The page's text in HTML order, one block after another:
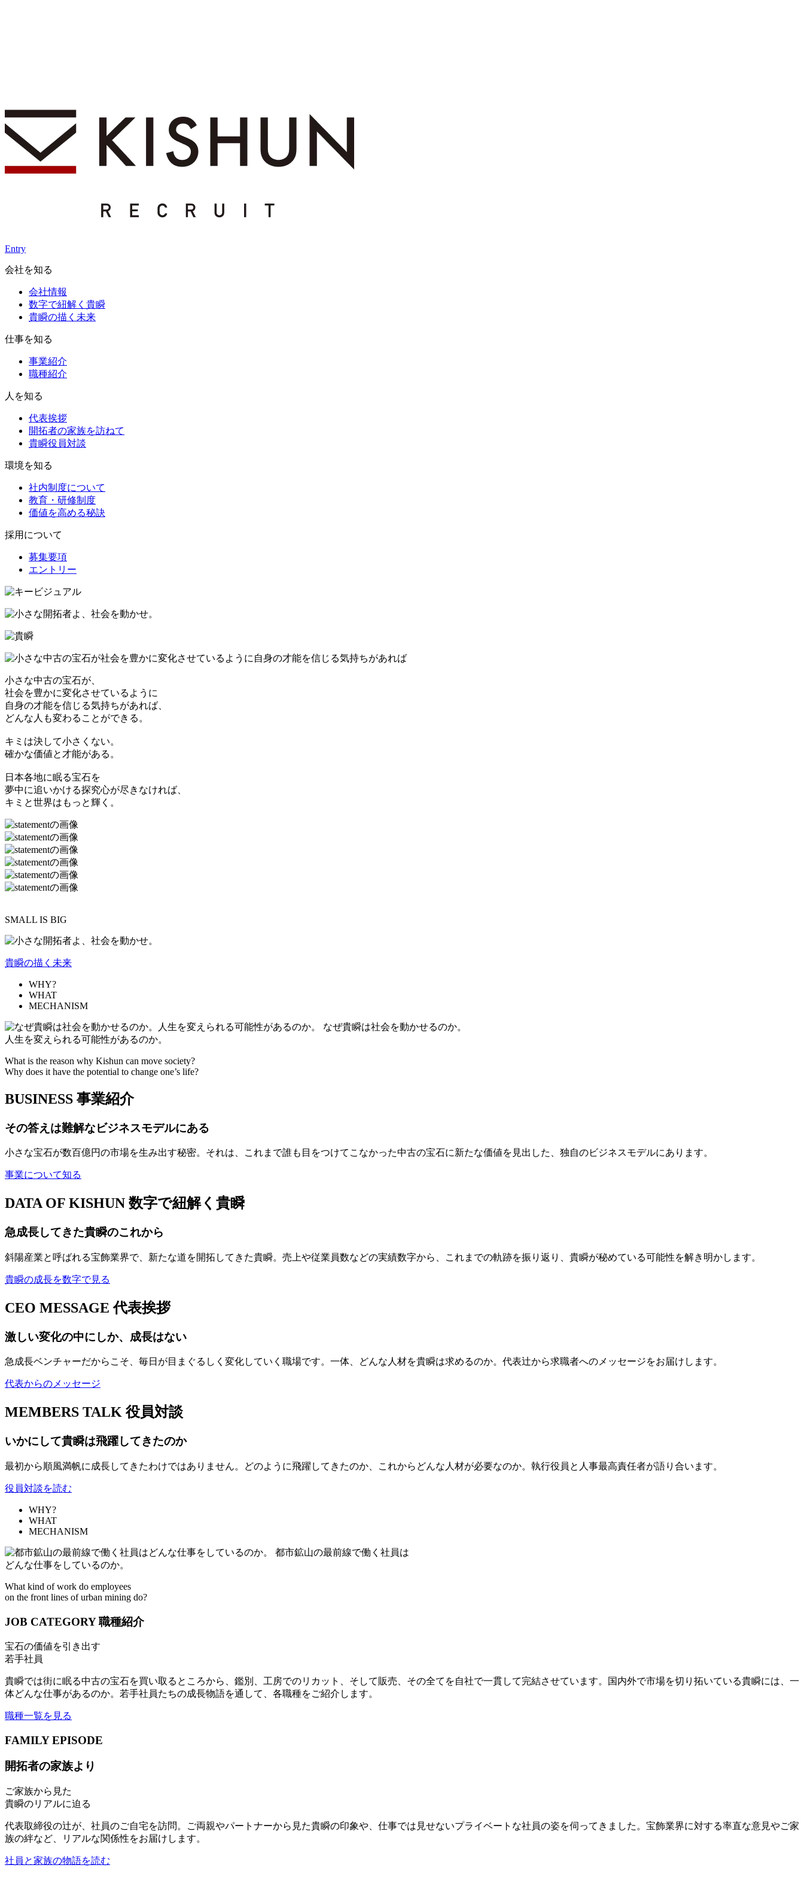
Entry
会社を知る
会社情報
数字で紐解く貴瞬
貴瞬の描く未来
仕事を知る
事業紹介
職種紹介
人を知る
代表挨拶
開拓者の家族を訪ねて
貴瞬役員対談
環境を知る
社内制度について
教育・研修制度
価値を高める秘訣
採用について
募集要項
エントリー
小さな中古の宝石が、
社会を豊かに変化させているように
自身の才能を信じる気持ちがあれば、
どんな人も変わることができる。
キミは決して小さくない。
確かな価値と才能がある。
日本各地に眠る宝石を
夢中に追いかける探究心が尽きなければ、
キミと世界はもっと輝く。
SMALL IS BIG
貴瞬の描く未来
WHY?
WHAT
MECHANISM
なぜ貴瞬は社会を動かせるのか。
人生を変えられる可能性があるのか。
What is the reason why Kishun can move society?
Why does it have the potential to change one’s life?
BUSINESS 事業紹介
その答えは難解なビジネスモデルにある
小さな宝石が数百億円の市場を生み出す秘密。それは、これまで誰も目をつけてこなかった中古の宝石に新たな価値を見出した、独自のビジネスモデルにあります。
事業について知る
DATA OF KISHUN 数字で紐解く貴瞬
急成長してきた貴瞬のこれから
斜陽産業と呼ばれる宝飾業界で、新たな道を開拓してきた貴瞬。売上や従業員数などの実績数字から、これまでの軌跡を振り返り、貴瞬が秘めている可能性を解き明かします。
貴瞬の成長を数字で見る
CEO MESSAGE 代表挨拶
激しい変化の中にしか、成長はない
急成長ベンチャーだからこそ、毎日が目まぐるしく変化していく職場です。一体、どんな人材を貴瞬は求めるのか。代表辻から求職者へのメッセージをお届けします。
代表からのメッセージ
MEMBERS TALK 役員対談
いかにして貴瞬は飛躍してきたのか
最初から順風満帆に成長してきたわけではありません。どのように飛躍してきたのか、これからどんな人材が必要なのか。執行役員と人事最高責任者が語り合います。
役員対談を読む
WHY?
WHAT
MECHANISM
都市鉱山の最前線で働く社員は
どんな仕事をしているのか。
What kind of work do employees
on the front lines of urban mining do?
JOB CATEGORY 職種紹介
宝石の価値を引き出す
若手社員
貴瞬では街に眠る中古の宝石を買い取るところから、鑑別、工房でのリカット、そして販売、その全てを自社で一貫して完結させています。国内外で市場を切り拓いている貴瞬には、一
体どんな仕事があるのか。若手社員たちの成長物語を通して、各職種をご紹介します。
職種一覧を見る
FAMILY EPISODE
開拓者の家族より
ご家族から見た
貴瞬のリアルに迫る
代表取締役の辻が、社員のご自宅を訪問。ご両親やパートナーから見た貴瞬の印象や、仕事では見せないプライベートな社員の姿を伺ってきました。宝飾業界に対する率直な意見やご家
族の絆など、リアルな関係性をお届けします。
社員と家族の物語を読む